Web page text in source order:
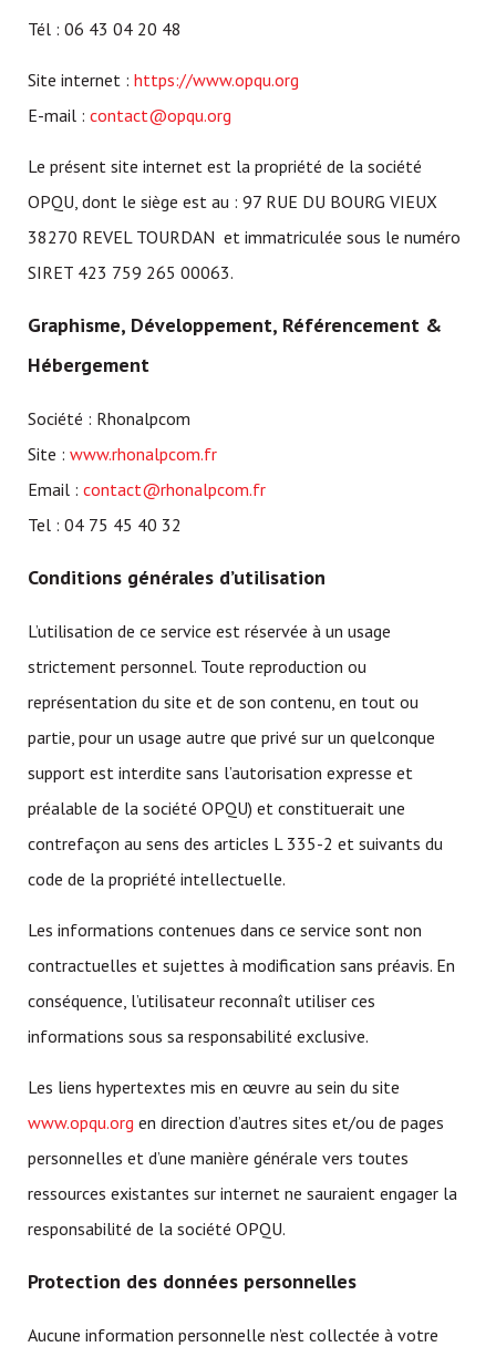
Tél : 06 43 04 20 48
Site internet : https://www.opqu.org
E-mail : contact@opqu.org
Le présent site internet est la propriété de la société
OPQU, dont le siège est au : 97 RUE DU BOURG VIEUX
38270 REVEL TOURDAN et immatriculée sous le numéro
SIRET 423 759 265 00063.
Graphisme, Développement, Référencement &
Hébergement
Société : Rhonalpcom
Site : www.rhonalpcom.fr
Email : contact@rhonalpcom.fr
Tel : 04 75 45 40 32
Conditions générales d’utilisation
L’utilisation de ce service est réservée à un usage
strictement personnel. Toute reproduction ou
représentation du site et de son contenu, en tout ou
partie, pour un usage autre que privé sur un quelconque
support est interdite sans l’autorisation expresse et
préalable de la société OPQU) et constituerait une
contrefaçon au sens des articles L 335-2 et suivants du
code de la propriété intellectuelle.
Les informations contenues dans ce service sont non
contractuelles et sujettes à modification sans préavis. En
conséquence, l’utilisateur reconnaît utiliser ces
informations sous sa responsabilité exclusive.
Les liens hypertextes mis en œuvre au sein du site
www.opqu.org en direction d’autres sites et/ou de pages
personnelles et d’une manière générale vers toutes
ressources existantes sur internet ne sauraient engager la
responsabilité de la société OPQU.
Protection des données personnelles
Aucune information personnelle n’est collectée à votre